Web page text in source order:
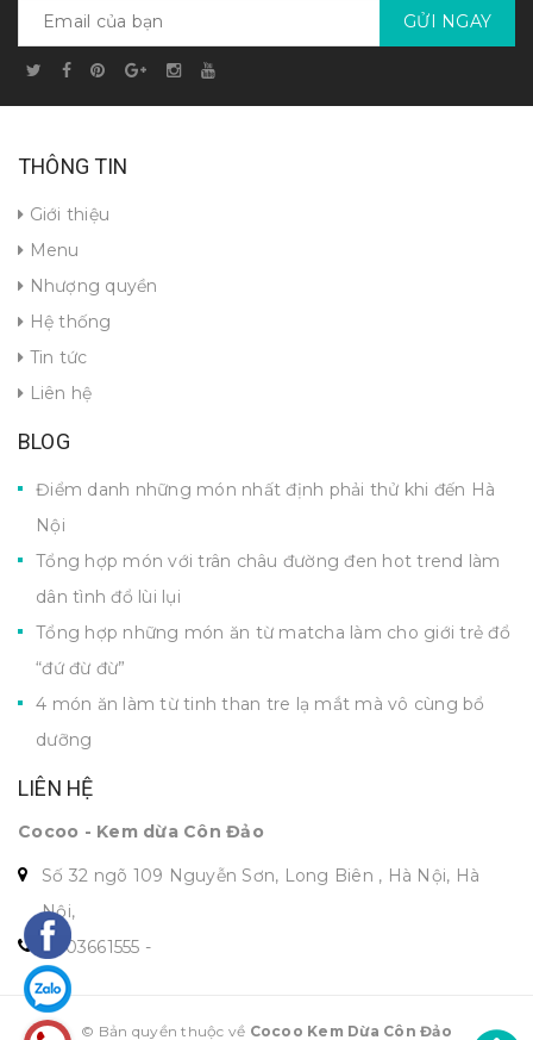
GỬI NGAY
THÔNG TIN
Giới thiệu
Menu
Nhượng quyền
Hệ thống
Tin tức
Liên hệ
BLOG
Điểm danh những món nhất định phải thử khi đến Hà
Nội
Tổng hợp món với trân châu đường đen hot trend làm
dân tình đổ lùi lụi
Tổng hợp những món ăn từ matcha làm cho giới trẻ đổ
“đứ đừ đừ”
4 món ăn làm từ tinh than tre lạ mắt mà vô cùng bổ
dưỡng
LIÊN HỆ
Cocoo - Kem dừa Côn Đảo
Số 32 ngõ 109 Nguyễn Sơn, Long Biên , Hà Nội, Hà
Nội,
0703661555 -
© Bản quyền thuộc về Cocoo Kem Dừa Côn Đảo